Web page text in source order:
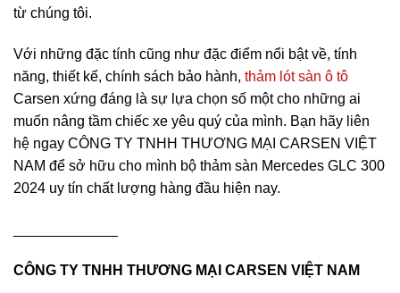
từ chúng tôi.
Với những đặc tính cũng như đặc điểm nổi bật về, tính
năng, thiết kế, chính sách bảo hành, thảm lót sàn ô tô
Carsen xứng đáng là sự lựa chọn số một cho những ai
muốn nâng tầm chiếc xe yêu quý của mình. Bạn hãy liên
hệ ngay CÔNG TY TNHH THƯƠNG MẠI CARSEN VIỆT
NAM để sở hữu cho mình bộ thảm sàn Mercedes GLC 300
2024 uy tín chất lượng hàng đầu hiện nay.
CÔNG TY TNHH THƯƠNG MẠI CARSEN VIỆT NAM